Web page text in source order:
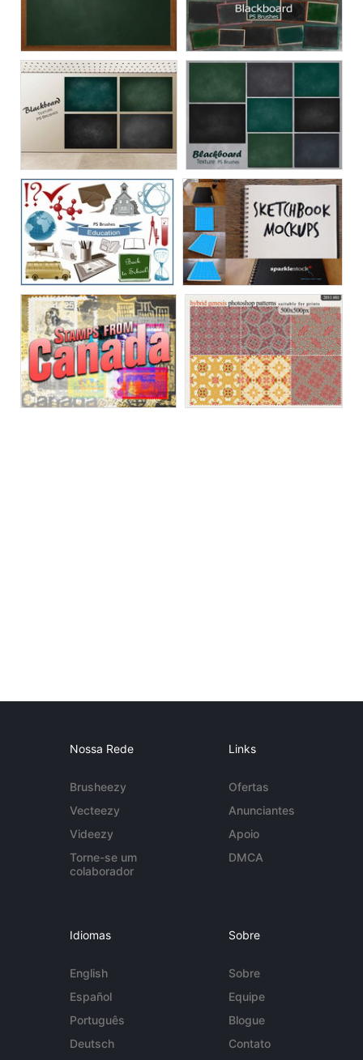
Nossa Rede
Brusheezy
Vecteezy
Videezy
Torne-se um
colaborador
Links
Ofertas
Anunciantes
Apoio
DMCA
Idiomas
English
Español
Português
Deutsch
Sobre
Sobre
Equipe
Blogue
Contato